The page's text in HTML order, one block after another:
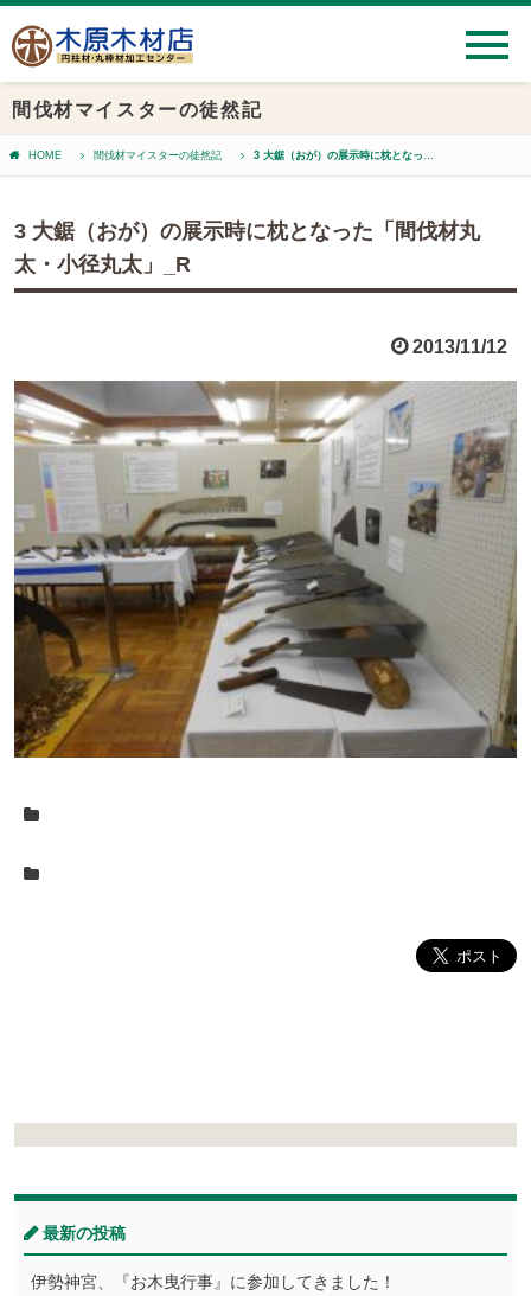
間伐材マイスターの徒然記
HOME 間伐材マイスターの徒然記 3 大鋸（おが）の展示時に枕となった「間伐材丸太・小径丸太」_R
3 大鋸（おが）の展示時に枕となった「間伐材丸
太・小径丸太」_R
2013/11/12
最新の投稿
伊勢神宮、『お木曳行事』に参加してきました！